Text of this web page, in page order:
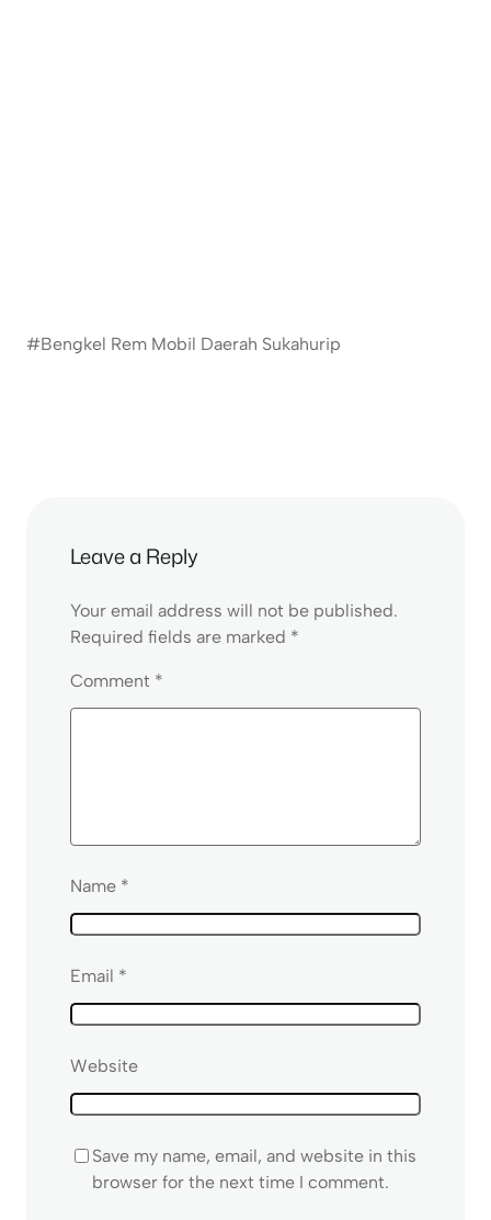
#Bengkel Rem Mobil Daerah Sukahurip
Leave a Reply
Your email address will not be published.
Required fields are marked *
Comment *
Name *
Email *
Website
Save my name, email, and website in this
browser for the next time I comment.